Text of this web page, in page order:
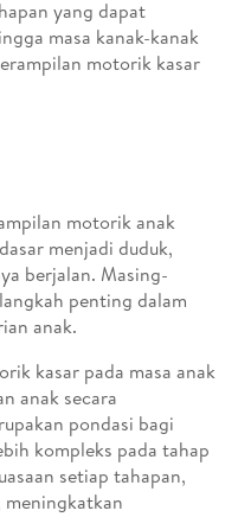
yang dapat
masa kanak-kanak
motorik kasar
motorik anak
menjadi duduk,
berjalan. Masing-
penting dalam
anak.
kasar pada masa anak
anak secara
pondasi bagi
kompleks pada tahap
setiap tahapan,